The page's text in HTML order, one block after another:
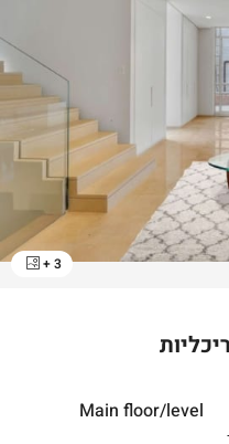
+ 3
Main floor/level